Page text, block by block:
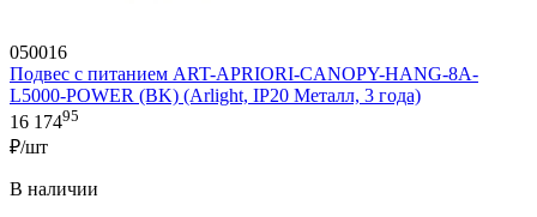
050016
Подвес с питанием ART-APRIORI-CANOPY-HANG-8A-
L5000-POWER (BK) (Arlight, IP20 Металл, 3 года)
16 17495
₽/шт
В наличии